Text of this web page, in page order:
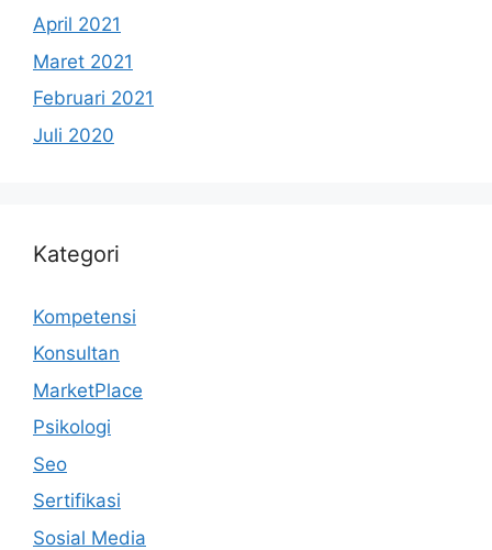
April 2021
Maret 2021
Februari 2021
Juli 2020
Kategori
Kompetensi
Konsultan
MarketPlace
Psikologi
Seo
Sertifikasi
Sosial Media